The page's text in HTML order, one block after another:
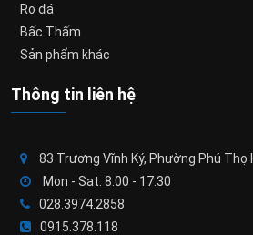
Rọ đá
Bấc Thấm
Sản phẩm khác
Thông tin liên hệ
83 Trương Vĩnh Ký, Phường Phú Thọ
Mon - Sat: 8:00 - 17:30
028.3974.2858
0915.378.118